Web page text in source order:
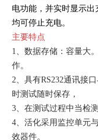
电功能，并实时显示
均可停止充电。
主要特点
1、数据存储：容量大
作。
2、具有RS232通讯接
时测试随时保存，
3、在测试过程中当检
4、活化采用监控单元
效器件。